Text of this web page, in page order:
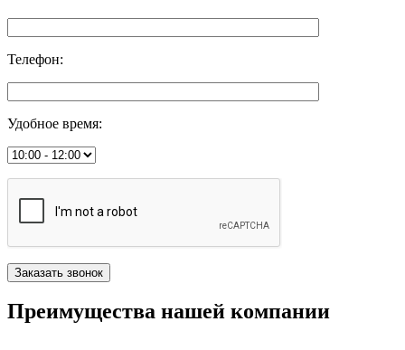
Телефон:
Удобное время:
Преимущества нашей компании